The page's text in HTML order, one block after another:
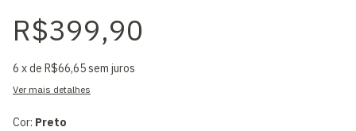
R$399,90
6 x de R$66,65sem juros
Ver mais detalhes
Cor: Preto